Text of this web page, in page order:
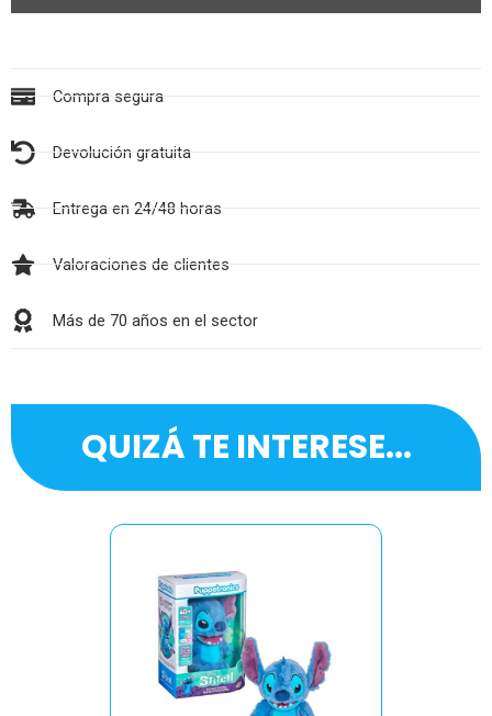
Compra segura
Devolución gratuita
Entrega en 24/48 horas
Valoraciones de clientes
Más de 70 años en el sector
QUIZÁ TE INTERESE...